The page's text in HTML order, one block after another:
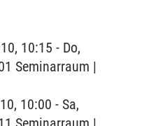
10:15 - Do,
Seminarraum |
10:00 - Sa,